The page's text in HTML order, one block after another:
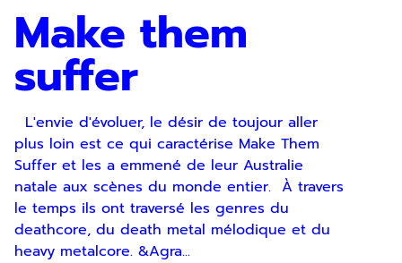
Make them
suffer
L'envie d'évoluer, le désir de toujour aller
plus loin est ce qui caractérise Make Them
Suffer et les a emmené de leur Australie
natale aux scènes du monde entier. À travers
le temps ils ont traversé les genres du
deathcore, du death metal mélodique et du
heavy metalcore. &Agra...